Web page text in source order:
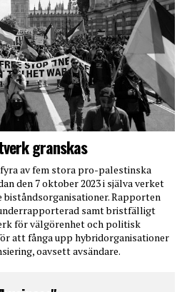
granskas
av fem stora pro-palestinska
den 7 oktober 2023 i själva verket
biståndsorganisationer. Rapporten
samt bristfälligt
för välgörenhet och politisk
att fånga upp hybridorganisationer
oavsett avsändare.